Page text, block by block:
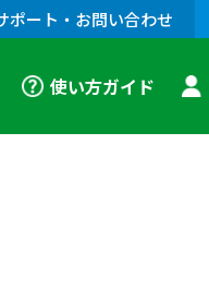
ポート・お問い合わせ
使い方ガイド